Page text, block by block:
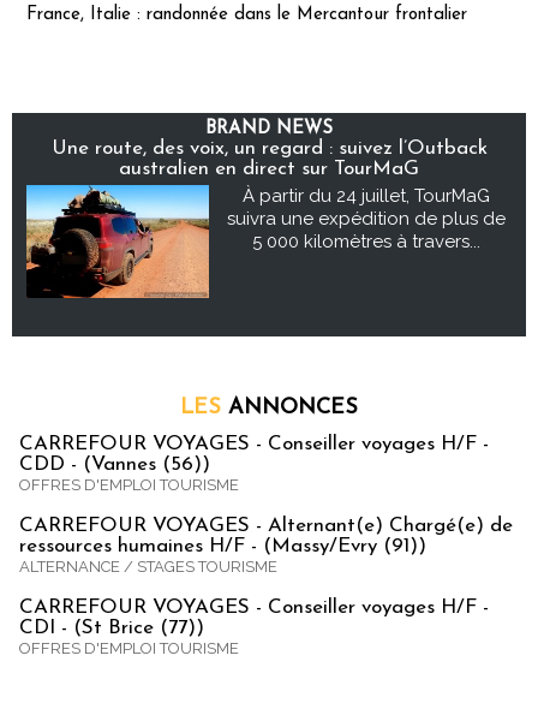
France, Italie : randonnée dans le Mercantour frontalier
BRAND NEWS
Une route, des voix, un regard : suivez l’Outback
australien en direct sur TourMaG
À partir du 24 juillet, TourMaG
suivra une expédition de plus de
5 000 kilomètres à travers...
LES ANNONCES
CARREFOUR VOYAGES - Conseiller voyages H/F -
CDD - (Vannes (56))
OFFRES D'EMPLOI TOURISME
CARREFOUR VOYAGES - Alternant(e) Chargé(e) de
ressources humaines H/F - (Massy/Evry (91))
ALTERNANCE / STAGES TOURISME
CARREFOUR VOYAGES - Conseiller voyages H/F -
CDI - (St Brice (77))
OFFRES D'EMPLOI TOURISME